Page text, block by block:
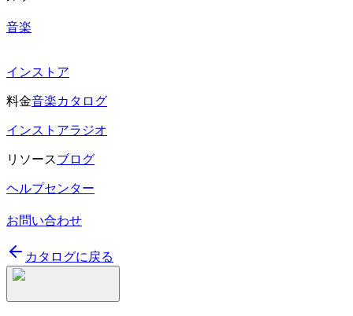
音楽
インストア
料金音楽カタログ
インストアラジオ
リソースブログ
ヘルプセンター
お問い合わせ
カタログに戻る